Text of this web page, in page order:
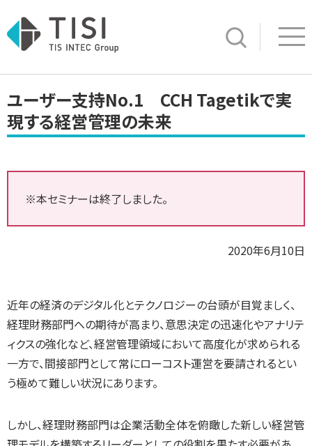
サイト内検索
ユーザー支持No.1 CCH Tagetikで実
現する経営管理の未来
※本セミナーは終了しました。
2020年6月10日
近年の経済のデジタル化とテクノロジーの台頭が目覚ましく、
経理財務部門への期待が高まり、意思決定の迅速化やアナリテ
ィクスの強化など、経営管理領域において高度化が求められる
一方で、間接部門として常にローコスト運営を要請されるとい
う極めて難しい状況にあります。
しかし、経理財務部門は企業活動全体を俯瞰した新しい経営管